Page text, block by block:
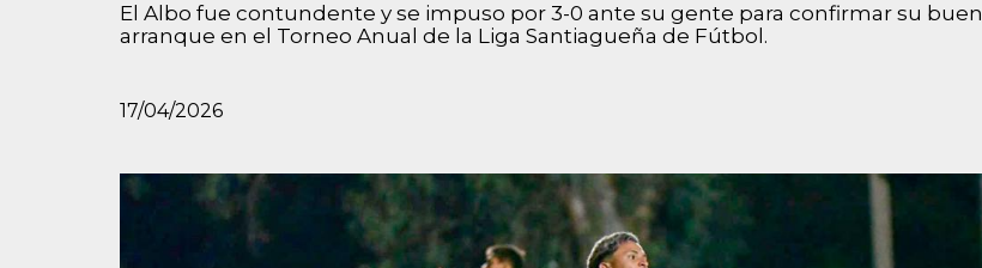
El Albo fue contundente y se impuso por 3-0 ante su gente para confirmar su buen
arranque en el Torneo Anual de la Liga Santiagueña de Fútbol.
17/04/2026